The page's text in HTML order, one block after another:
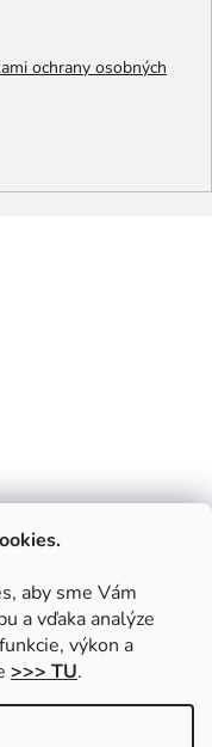
aby sme Vám
a vďaka analýze
výkon a
>>> TU.
ochrany osobných